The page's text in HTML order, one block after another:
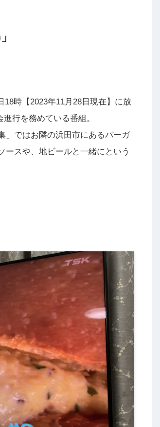
時【2023年11月28日現在】に放
行を務めている番組。
」ではお隣の浜田市にあるバーガ
ースや、地ビールと一緒にという